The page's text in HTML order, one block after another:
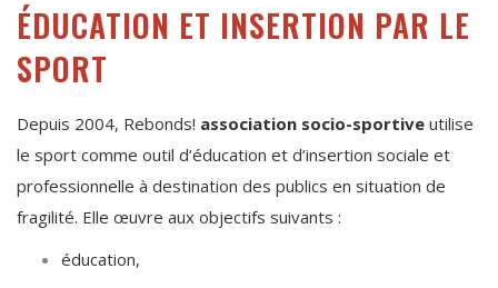
ÉDUCATION ET INSERTION PAR LE
SPORT
Depuis 2004, Rebonds! association socio-sportive utilise
le sport comme outil d’éducation et d’insertion sociale et
professionnelle à destination des publics en situation de
fragilité. Elle œuvre aux objectifs suivants :
éducation,